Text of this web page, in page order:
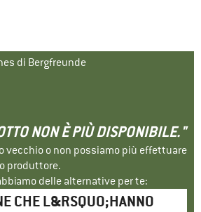
di Bergfreunde
NON È PIÙ DISPONIBILE."
vecchio o non possiamo più effettuare
produttore.
delle alternative per te:
CHE L&RSQUO;HANNO